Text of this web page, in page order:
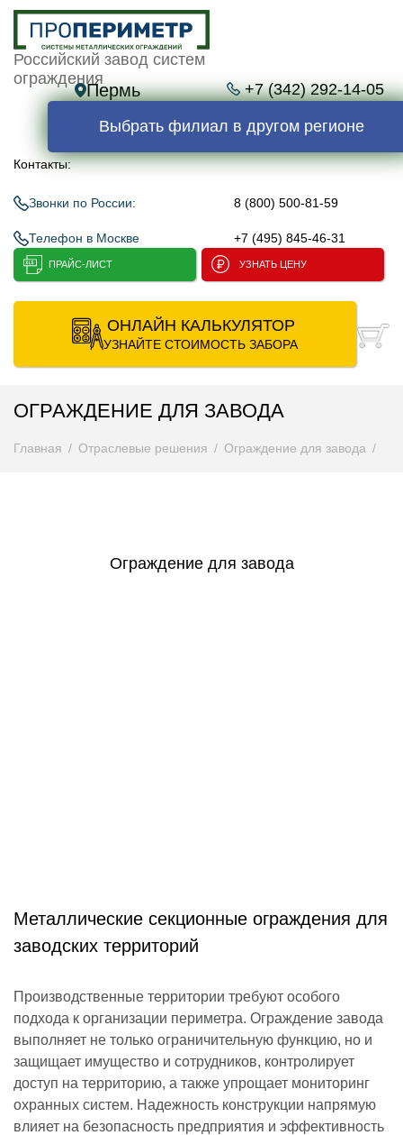
Российский завод систем
ограждения
Пермь +7 (342) 292-14-05
Выбрать филиал в другом регионе
Контакты:
Звонки по России: 8 (800) 500-81-59
Телефон в Москве +7 (495) 845-46-31
ПРАЙС-ЛИСТ УЗНАТЬ ЦЕНУ
ОНЛАЙН КАЛЬКУЛЯТОР
УЗНАЙТЕ СТОИМОСТЬ ЗАБОРА
ОГРАЖДЕНИЕ ДЛЯ ЗАВОДА
Главная Отраслевые решения Ограждение для завода
Ограждение для завода
Металлические секционные ограждения для
заводских территорий
Производственные территории требуют особого
подхода к организации периметра. Ограждение завода
выполняет не только ограничительную функцию, но и
защищает имущество и сотрудников, контролирует
доступ на территорию, а также упрощает мониторинг
охранных систем. Надежность конструкции напрямую
влияет на безопасность предприятия и эффективность